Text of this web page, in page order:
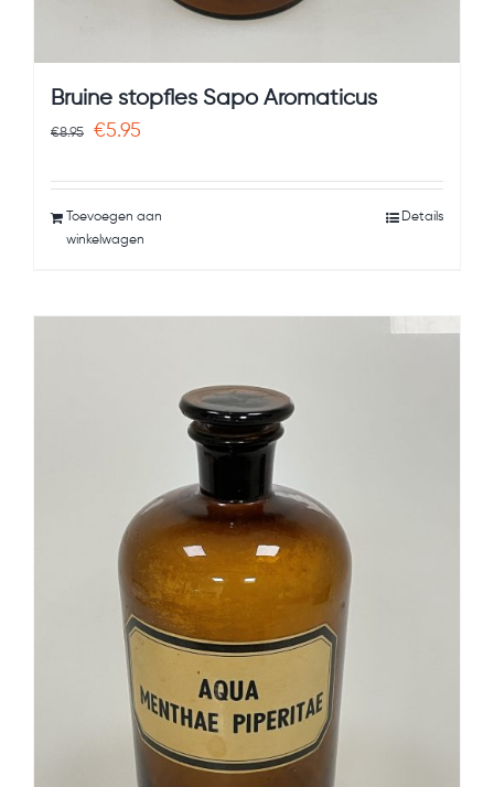
Bruine stopfles Sapo Aromaticus
€8.95
Oorspronkelijke
was:
€8.95.
€5.95
is:
€5.95.
Toevoegen aan
winkelwagen
Details